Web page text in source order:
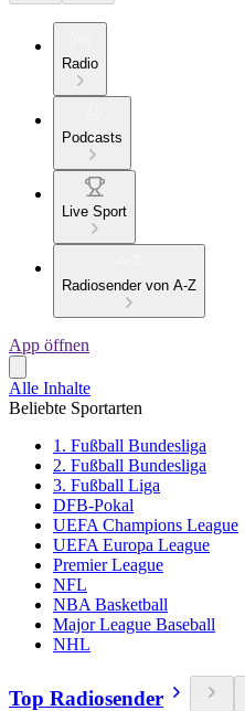
Radio
Podcasts
Live Sport
Radiosender von A-Z
App öffnen
Alle Inhalte
Beliebte Sportarten
1. Fußball Bundesliga
2. Fußball Bundesliga
3. Fußball Liga
DFB-Pokal
UEFA Champions League
UEFA Europa League
Premier League
NFL
NBA Basketball
Major League Baseball
NHL
Top Radiosender